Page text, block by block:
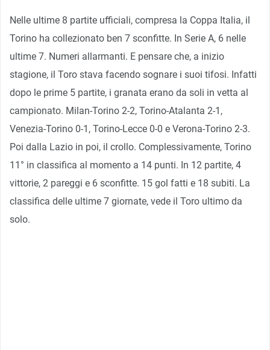
Nelle ultime 8 partite ufficiali, compresa la Coppa Italia, il
Torino ha collezionato ben 7 sconfitte. In Serie A, 6 nelle
ultime 7. Numeri allarmanti. E pensare che, a inizio
stagione, il Toro stava facendo sognare i suoi tifosi. Infatti
dopo le prime 5 partite, i granata erano da soli in vetta al
campionato. Milan-Torino 2-2, Torino-Atalanta 2-1,
Venezia-Torino 0-1, Torino-Lecce 0-0 e Verona-Torino 2-3.
Poi dalla Lazio in poi, il crollo. Complessivamente, Torino
11° in classifica al momento a 14 punti. In 12 partite, 4
vittorie, 2 pareggi e 6 sconfitte. 15 gol fatti e 18 subiti. La
classifica delle ultime 7 giornate, vede il Toro ultimo da
solo.